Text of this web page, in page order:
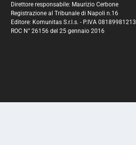
Direttore responsabile: Maurizio Cerbone
Registrazione al Tribunale di Napoli n.16
Editore: Komunitas S.r.l.s. - P.IVA 08189981213
ROC N° 26156 del 25 gennaio 2016